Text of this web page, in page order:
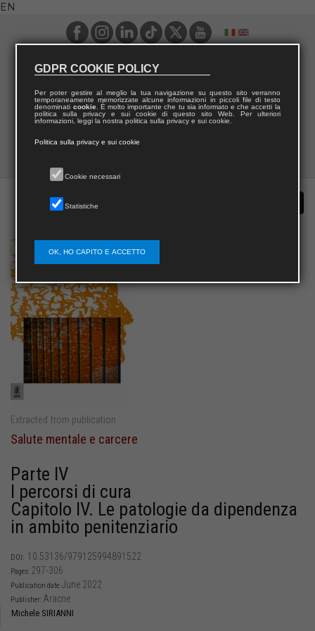
EN
Extracted from publication
Salute mentale e carcere
Parte IV
I percorsi di cura
Capitolo IV. Le patologie da dipendenza
in ambito penitenziario
DOI: 10.53136/979125994891522
Pages: 297-306
Publication date:June 2022
Publisher: Aracne
Michele SIRIANNI
GDPR COOKIE POLICY
Per poter gestire al meglio la tua navigazione su questo sito verranno
temporaneamente memorizzate alcune informazioni in piccoli file di testo
denominati cookie. È molto importante che tu sia informato e che accetti la
politica sulla privacy e sui cookie di questo sito Web. Per ulteriori
informazioni, leggi la nostra politica sulla privacy e sui cookie.
Politica sulla privacy e sui cookie
Cookie necessari
Statistiche
OK, HO CAPITO E ACCETTO